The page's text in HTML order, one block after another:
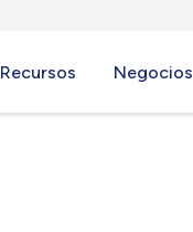
Recursos Negocios